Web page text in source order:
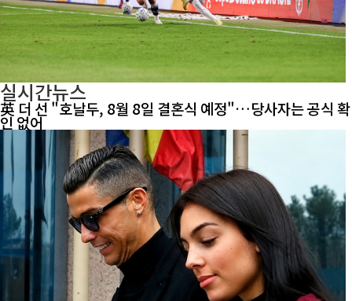
실시간뉴스
英 더 선 "호날두, 8월 8일 결혼식 예정"…당사자는 공식 확
인 없어